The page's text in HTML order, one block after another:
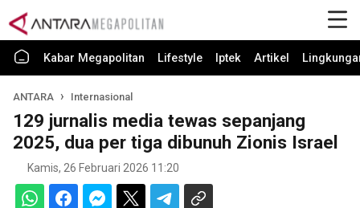
Kabar Megapolitan Lifestyle Iptek Artikel
ANTARA Internasional
129 jurnalis media tewas sepanjang
2025, dua per tiga dibunuh Zionis Israel
Kamis, 26 Februari 2026 11:20